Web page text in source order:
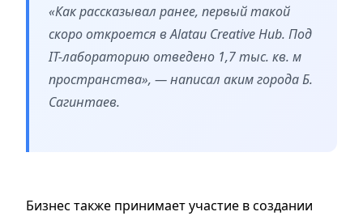
«Как рассказывал ранее, первый такой
скоро откроется в Alatau Creativе Hub. Под
IT-лабораторию отведено 1,7 тыс. кв. м
пространства», — написал аким города Б.
Сагинтаев.
Бизнес также принимает участие в создании